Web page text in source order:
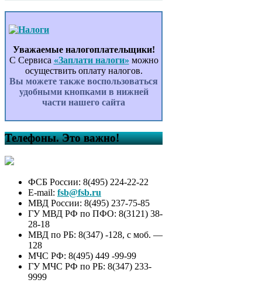
Уважаемые налогоплательщики!
С Сервиса «Заплати налоги» можно
осуществить оплату налогов.
Вы можете также воспользоваться
удобными кнопками в нижней
части нашего сайта
Телефоны. Это важно!
ФСБ России: 8(495) 224-22-22
E-mail: fsb@fsb.ru
МВД России: 8(495) 237-75-85
ГУ МВД РФ по ПФО: 8(3121) 38-
28-18
МВД по РБ: 8(347) -128, с моб. —
128
МЧС РФ: 8(495) 449 -99-99
ГУ МЧС РФ по РБ: 8(347) 233-
9999